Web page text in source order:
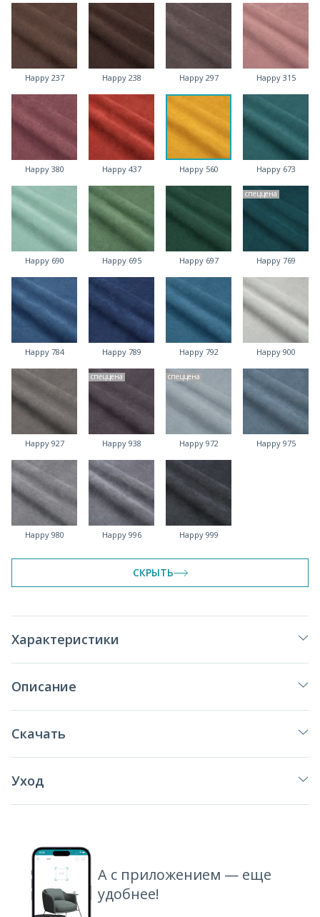
Happy 237 Happy 238 Happy 297 Happy 315
Happy 380 Happy 437 Happy 560 Happy 673
Happy 690 Happy 695 Happy 697
спеццена
Happy 769
Happy 784 Happy 789 Happy 792 Happy 900
Happy 927
спеццена
Happy 938
спеццена
Happy 972 Happy 975
Happy 980 Happy 996 Happy 999
СКРЫТЬ
Характеристики
Описание
Скачать
Уход
А с приложением — еще
удобнее!